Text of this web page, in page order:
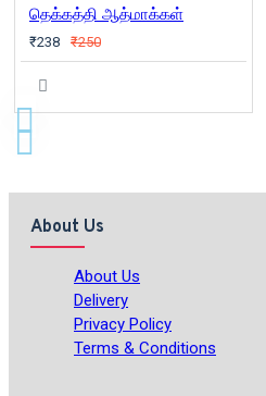
தெக்கத்தி ஆத்மாக்கள்
₹238 ₹250
About Us
About Us
Delivery
Privacy Policy
Terms & Conditions